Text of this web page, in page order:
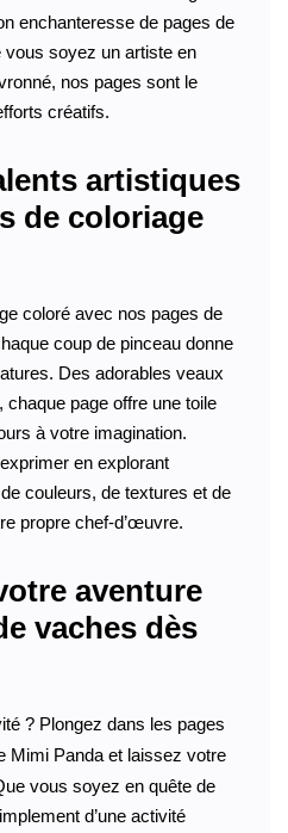
enchanteresse de pages de
soyez un artiste en
nos pages sont le
créatifs.
artistiques
de coloriage
coloré avec nos pages de
coup de pinceau donne
Des adorables veaux
page offre une toile
à votre imagination.
en explorant
couleurs, de textures et de
propre chef-d’œuvre.
aventure
vaches dès
? Plongez dans les pages
Mimi Panda et laissez votre
vous soyez en quête de
d’une activité